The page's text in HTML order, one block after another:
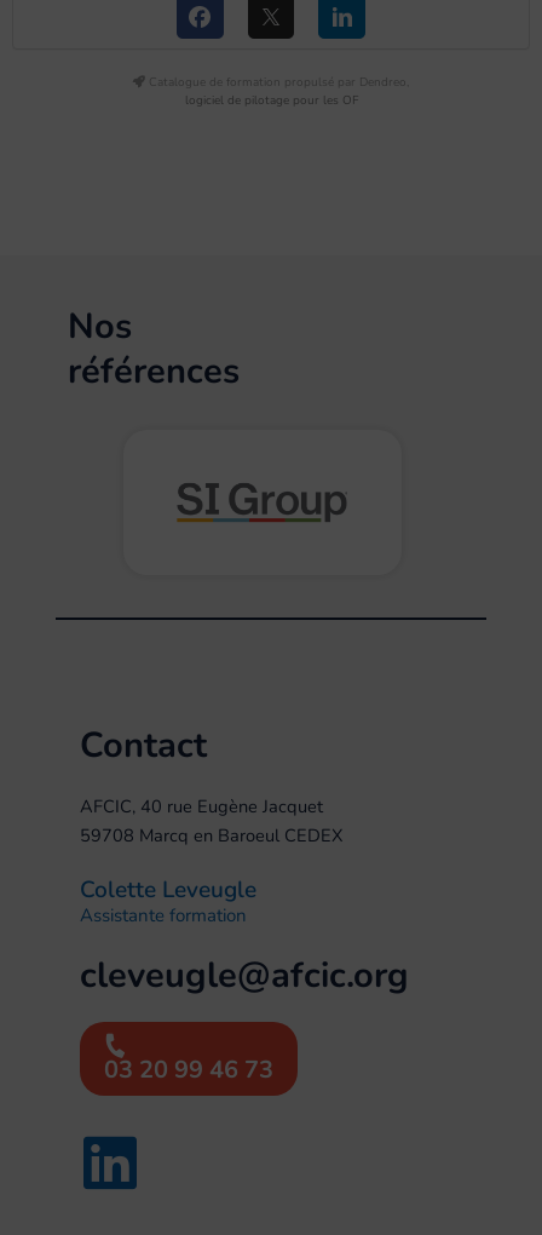
Catalogue de formation propulsé par Dendreo,
logiciel de pilotage pour les OF
Nos
références
Contact
AFCIC, 40 rue Eugène Jacquet
59708 Marcq en Baroeul CEDEX
Colette Leveugle
Assistante formation
cleveugle@afcic.org
03 20 99 46 73